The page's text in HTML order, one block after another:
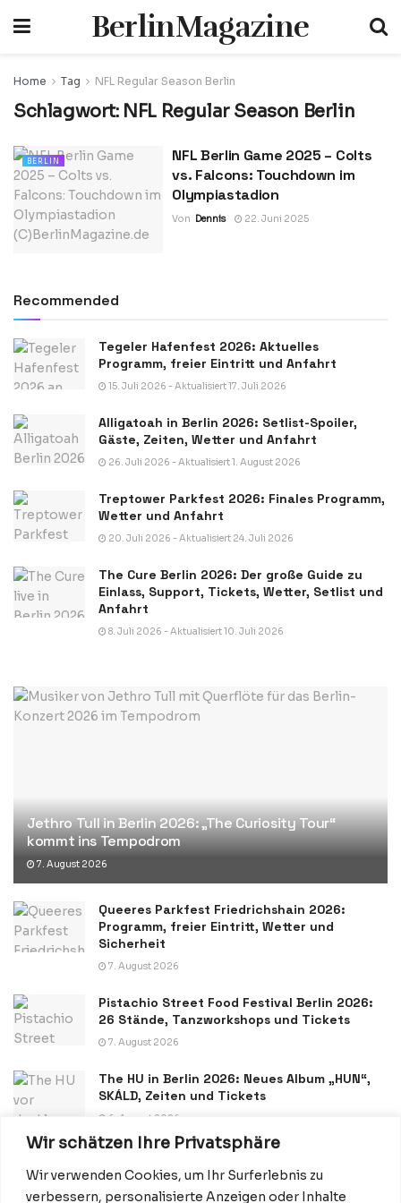
Wir schätzen Ihre Privatsphäre
Wir verwenden Cookies, um Ihr Surferlebnis zu
verbessern, personalisierte Anzeigen oder Inhalte
BerlinMagazine
Home Tag NFL Regular Season Berlin
Schlagwort: NFL Regular Season Berlin
BERLIN
NFL Berlin Game 2025 – Colts
vs. Falcons: Touchdown im
Olympiastadion
Von Dennis 22. Juni 2025
Recommended
Tegeler Hafenfest 2026: Aktuelles
Programm, freier Eintritt und Anfahrt
15. Juli 2026 - Aktualisiert 17. Juli 2026
Alligatoah in Berlin 2026: Setlist-Spoiler,
Gäste, Zeiten, Wetter und Anfahrt
26. Juli 2026 - Aktualisiert 1. August 2026
Treptower Parkfest 2026: Finales Programm,
Wetter und Anfahrt
20. Juli 2026 - Aktualisiert 24. Juli 2026
The Cure Berlin 2026: Der große Guide zu
Einlass, Support, Tickets, Wetter, Setlist und
Anfahrt
8. Juli 2026 - Aktualisiert 10. Juli 2026
Jethro Tull in Berlin 2026: „The Curiosity Tour“
kommt ins Tempodrom
7. August 2026
Queeres Parkfest Friedrichshain 2026:
Programm, freier Eintritt, Wetter und
Sicherheit
7. August 2026
Pistachio Street Food Festival Berlin 2026:
26 Stände, Tanzworkshops und Tickets
7. August 2026
The HU in Berlin 2026: Neues Album „HUN“,
SKÁLD, Zeiten und Tickets
6. August 2026